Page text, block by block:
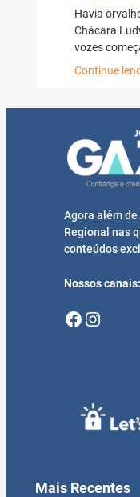
Havia
Chácara
vozes
Continue
Agora além
Regional nas
conteúdos
Nossos canais:
Facebook Instagram
Mais Recentes